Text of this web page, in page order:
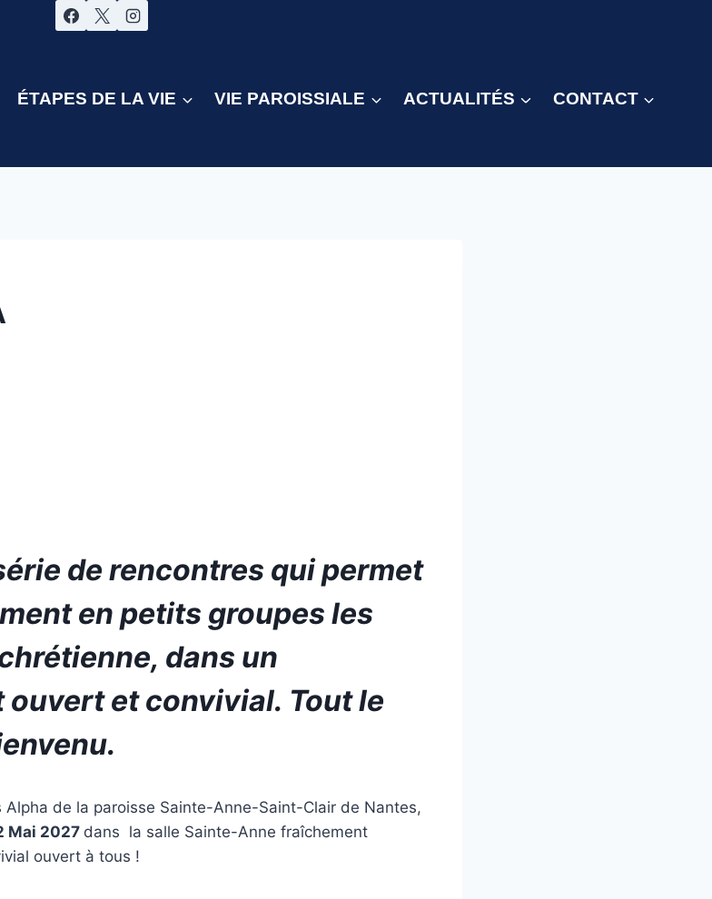
ÉTAPES DE LA VIE VIE PAROISSIALE ACTUALITÉS CONTACT
de rencontres qui permet
en petits groupes les
dans un
et convivial. Tout le
de la paroisse Sainte-Anne-Saint-Clair de Nantes,
Mai 2027 dans la salle Sainte-Anne fraîchement
ouvert à tous !